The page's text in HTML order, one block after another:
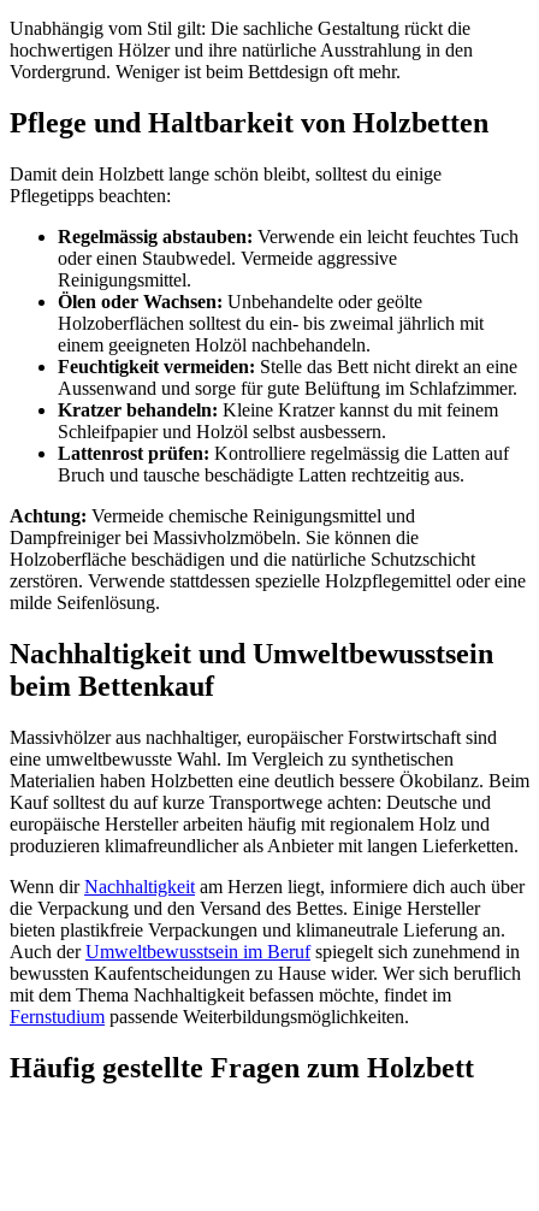
Unabhängig vom Stil gilt: Die sachliche Gestaltung rückt die
hochwertigen Hölzer und ihre natürliche Ausstrahlung in den
Vordergrund. Weniger ist beim Bettdesign oft mehr.
Pflege und Haltbarkeit von Holzbetten
Damit dein Holzbett lange schön bleibt, solltest du einige
Pflegetipps beachten:
Regelmässig abstauben: Verwende ein leicht feuchtes Tuch
oder einen Staubwedel. Vermeide aggressive
Reinigungsmittel.
Ölen oder Wachsen: Unbehandelte oder geölte
Holzoberflächen solltest du ein- bis zweimal jährlich mit
einem geeigneten Holzöl nachbehandeln.
Feuchtigkeit vermeiden: Stelle das Bett nicht direkt an eine
Aussenwand und sorge für gute Belüftung im Schlafzimmer.
Kratzer behandeln: Kleine Kratzer kannst du mit feinem
Schleifpapier und Holzöl selbst ausbessern.
Lattenrost prüfen: Kontrolliere regelmässig die Latten auf
Bruch und tausche beschädigte Latten rechtzeitig aus.
Achtung: Vermeide chemische Reinigungsmittel und
Dampfreiniger bei Massivholzmöbeln. Sie können die
Holzoberfläche beschädigen und die natürliche Schutzschicht
zerstören. Verwende stattdessen spezielle Holzpflegemittel oder eine
milde Seifenlösung.
Nachhaltigkeit und Umweltbewusstsein
beim Bettenkauf
Massivhölzer aus nachhaltiger, europäischer Forstwirtschaft sind
eine umweltbewusste Wahl. Im Vergleich zu synthetischen
Materialien haben Holzbetten eine deutlich bessere Ökobilanz. Beim
Kauf solltest du auf kurze Transportwege achten: Deutsche und
europäische Hersteller arbeiten häufig mit regionalem Holz und
produzieren klimafreundlicher als Anbieter mit langen Lieferketten.
Wenn dirNachhaltigkeit am Herzen liegt, informiere dich auch über
die Verpackung und den Versand des Bettes. Einige Hersteller
bieten plastikfreie Verpackungen und klimaneutrale Lieferung an.
Auch derUmweltbewusstsein im Berufspiegelt sich zunehmend in
bewussten Kaufentscheidungen zu Hause wider. Wer sich beruflich
mit dem Thema Nachhaltigkeit befassen möchte, findet im
Fernstudium passende Weiterbildungsmöglichkeiten.
Häufig gestellte Fragen zum Holzbett